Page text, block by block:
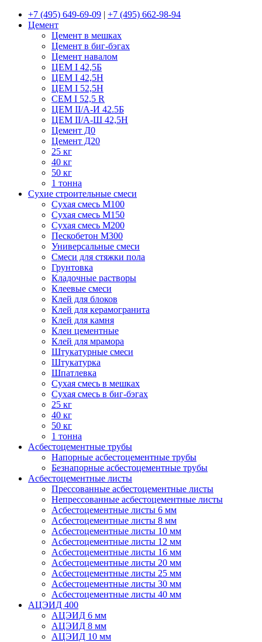
+7 (495) 649-69-09 | +7 (495) 662-98-94
Цемент
Цемент в мешках
Цемент в биг-бэгах
Цемент навалом
ЦЕМ I 42,5Б
ЦЕМ I 42,5Н
ЦЕМ I 52,5Н
CEM I 52,5 R
ЦЕМ II/А-И 42.5Б
ЦЕМ II/А-Ш 42,5Н
Цемент Д0
Цемент Д20
25 кг
40 кг
50 кг
1 тонна
Сухие строительные смеси
Сухая смесь М100
Сухая смесь М150
Сухая смесь М200
Пескобетон М300
Универсальные смеси
Смеси для стяжки пола
Грунтовка
Кладочные растворы
Клеевые смеси
Клей для блоков
Клей для керамогранита
Клей для камня
Клеи цементные
Клей для мрамора
Штукатурные смеси
Штукатурка
Шпатлевка
Сухая смесь в мешках
Сухая смесь в биг-бэгах
25 кг
40 кг
50 кг
1 тонна
Асбестоцементные трубы
Напорные асбестоцементные трубы
Безнапорные асбестоцементные трубы
Асбестоцементные листы
Прессованные асбестоцементные листы
Непрессованные асбестоцементные листы
Асбестоцементные листы 6 мм
Асбестоцементные листы 8 мм
Асбестоцементные листы 10 мм
Асбестоцементные листы 12 мм
Асбестоцементные листы 16 мм
Асбестоцементные листы 20 мм
Асбестоцементные листы 25 мм
Асбестоцементные листы 30 мм
Асбестоцементные листы 40 мм
АЦЭИД 400
АЦЭИД 6 мм
АЦЭИД 8 мм
АЦЭИД 10 мм